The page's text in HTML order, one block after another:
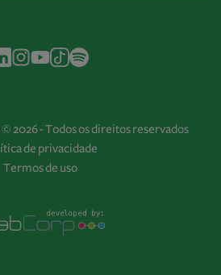
2026 - Todos os direitos reservados
de privacidade
Termos de uso